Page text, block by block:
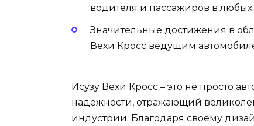
водителя и пассажиров в
Значительные достижения в
Вехи Кросс ведущим
Исузу Вехи Кросс – это не просто
надежности, отражающий
индустрии. Благодаря своему